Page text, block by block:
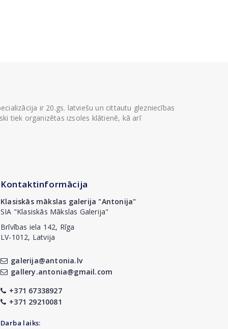
ir 20.gs. latviešu un cittautu glezniecības
tiek organizētas izsoles klātienē, kā arī
Kontaktinformācija
Klasiskās mākslas galerija "Antonija"
SIA "Klasiskās Mākslas Galerija"
Brīvības iela 142, Rīga
LV-1012, Latvija
galerija@antonia.lv
gallery.antonia@gmail.com
+371 67338927
+371 29210081
Darba laiks: